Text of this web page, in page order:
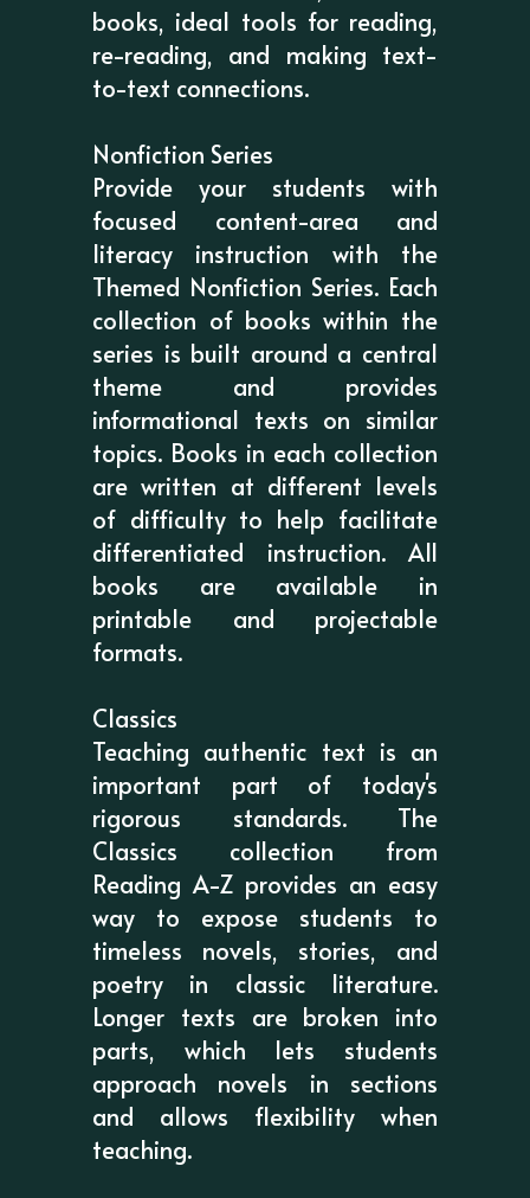
books, ideal tools for reading,
re-reading, and making text-
to-text connections.
Nonfiction Series
Provide your students with
focused content-area and
literacy instruction with the
Themed Nonfiction Series. Each
collection of books within the
series is built around a central
theme and provides
informational texts on similar
topics. Books in each collection
are written at different levels
of difficulty to help facilitate
differentiated instruction. All
books are available in
printable and projectable
formats.
Classics
Teaching authentic text is an
important part of today's
rigorous standards. The
Classics collection from
Reading A-Z provides an easy
way to expose students to
timeless novels, stories, and
poetry in classic literature.
Longer texts are broken into
parts, which lets students
approach novels in sections
and allows flexibility when
teaching.